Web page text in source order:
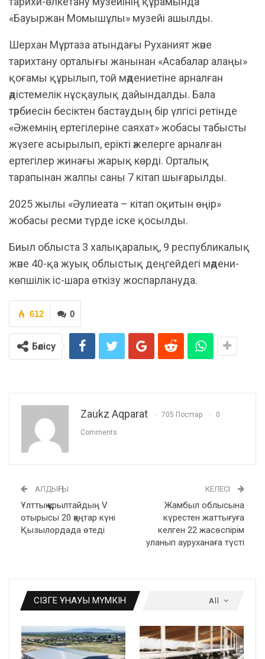
«Бауыржан Момышұлы» музейі ашылды.
Шерхан Мұртаза атындағы Руханият және
тарихтану орталығы жанынан «Асабалар алаңы»
қоғамы құрылып, той мәдениетіне арналған
әдістемелік нұсқаулық дайындалды. Бала
тәрбиесін бесіктен бастаудың бір үлгісі ретінде
«Әжемнің ертегілеріне саяхат» жобасы табысты
жүзеге асырылып, ерікті әжелерге арналған
ертегілер жинағы жарық көрді. Орталық
тарапынан жалпы саны 7 кітап шығарылды.
2025 жылы «Әулиеата – кітап оқитын өңір»
жобасы ресми түрде іске қосылды.
Биыл облыста 3 халықаралық, 9 республикалық
және 40-қа жуық облыстық деңгейдегі мәдени-
көпшілік іс-шара өткізу жоспарлануда.
0
612
Бөлісу
Zaukz Aqparat 705 Посттар 0
Comments
АЛДЫҢҒЫ
Ұлттық құрылтайдың V
отырысы 20 қаңтар күні
Қызылордада өтеді
КЕЛЕСІ
Жамбыл облысына
күрестен жаттығуға
келген 22 жасөспірім
уланып ауруханаға түсті
All
СІЗГЕ ҰНАУЫ МҮМКІН